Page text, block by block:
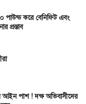
করে বেনিফিট এবং
প্রস্তাব
আইন পাশ ! দক্ষ অভিবাসীদের